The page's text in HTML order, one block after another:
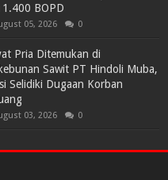
1.400 BOPD
05, 2026 0
Pria Ditemukan di
Sawit PT Hindoli Muba,
Selidiki Dugaan Korban
03, 2026 0